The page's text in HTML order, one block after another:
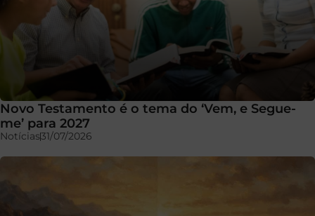
Novo Testamento é o tema do ‘Vem, e Segue-
me’ para 2027
Notícias31/07/2026